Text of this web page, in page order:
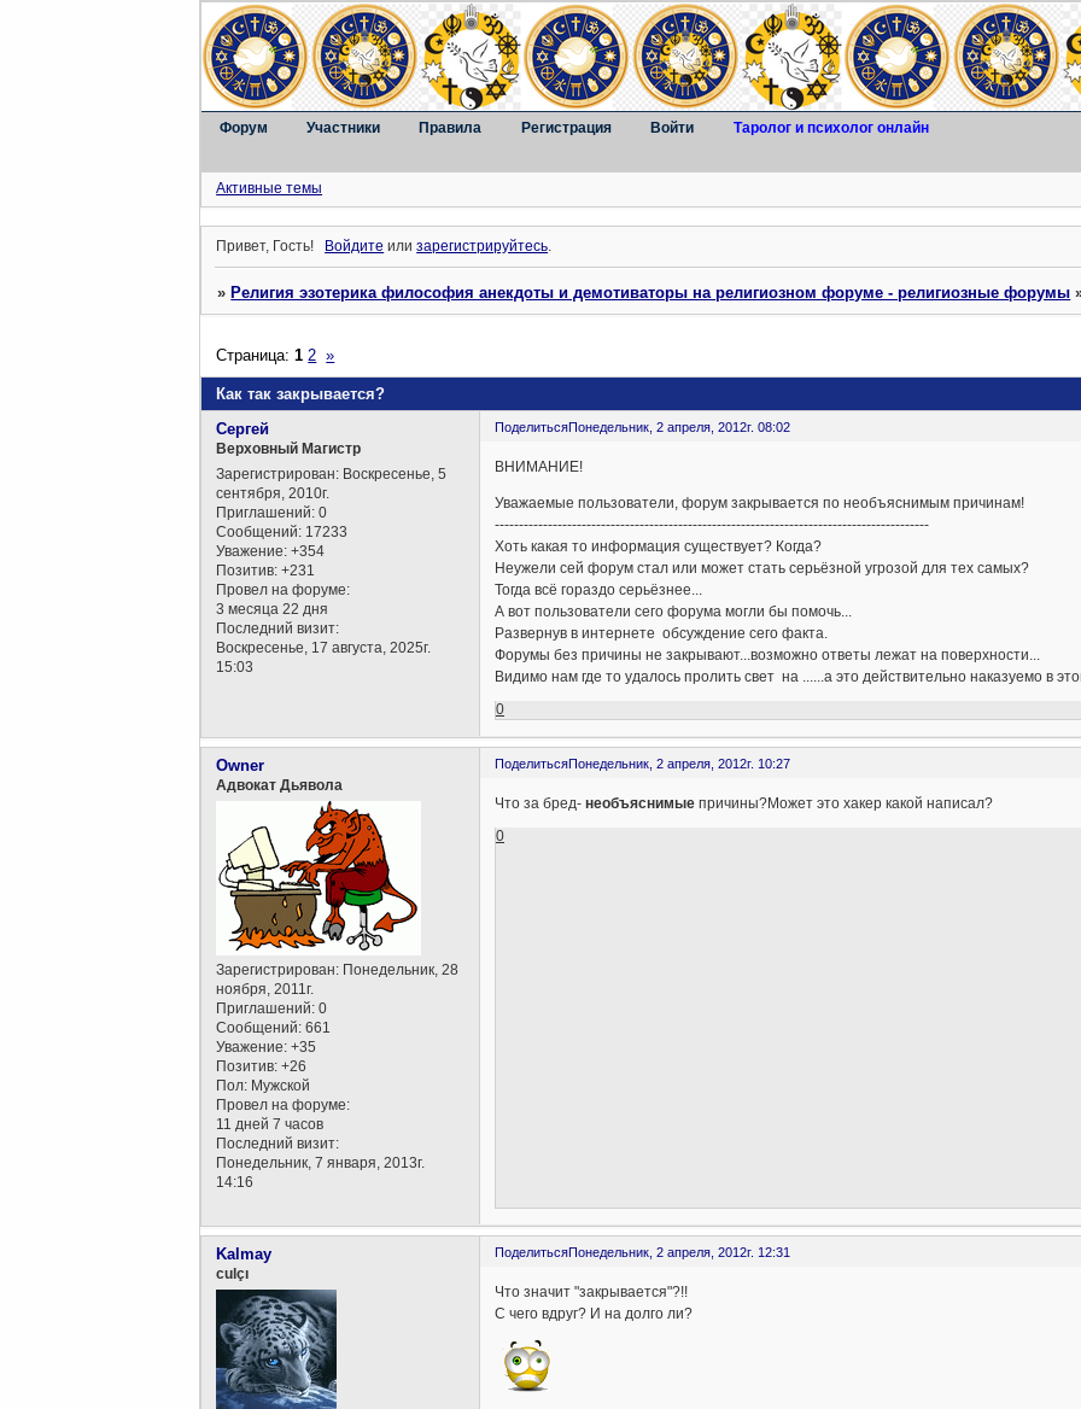
Форум Участники Правила Регистрация Войти Таролог и психолог онлайн
Активные темы
Привет, Гость! Войдите илизарегистрируйтесь.
»Религия эзотерика философия анекдоты и демотиваторы на религиозном форуме - религиозные форумы
Как так закрывается?
Страница:1 2 »
ПоделитьсяПонедельник, 2 апреля, 2012г. 08:02
Сергей
Верховный Магистр
Зарегистрирован: Воскресенье, 5
сентября, 2010г.
Приглашений: 0
Сообщений: 17233
Уважение: +354
Позитив: +231
Провел на форуме:
3 месяца 22 дня
Последний визит:
Воскресенье, 17 августа, 2025г.
15:03
ВНИМАНИЕ!
Уважаемые пользователи, форум закрывается по необъяснимым причинам!
------------------------------------------------------------------------------------------
Хоть какая то информация существует? Когда?
Неужели сей форум стал или может стать серьёзной угрозой для тех самых?
Тогда всё гораздо серьёзнее...
А вот пользователи сего форума могли бы помочь...
Развернув в интернете обсуждение сего факта.
Форумы без причины не закрывают...возможно ответы лежат на поверхности...
Видимо нам где то удалось пролить свет на ......а это действительно наказуемо в
0
ПоделитьсяПонедельник, 2 апреля, 2012г. 10:27
Owner
Адвокат Дьявола
Зарегистрирован: Понедельник, 28
ноября, 2011г.
Приглашений: 0
Сообщений: 661
Уважение: +35
Позитив: +26
Пол: Мужской
Провел на форуме:
11 дней 7 часов
Последний визит:
Понедельник, 7 января, 2013г.
14:16
Что за бред- необъяснимыепричины?Может это хакер какой написал?
0
ПоделитьсяПонедельник, 2 апреля, 2012г. 12:31
Kalmay
culçı
Что значит "закрывается"?!!
С чего вдруг? И на долго ли?